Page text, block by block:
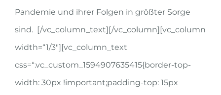
Pandemie und ihrer Folgen in größter Sorge
sind. [/vc_column_text][/vc_column][vc_column
width=“1/3″][vc_column_text
css=“.vc_custom_1594907635415{border-top-
width: 30px !important;padding-top: 15px